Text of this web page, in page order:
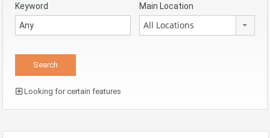
Keyword Main Location
All Locations
Looking for certain features